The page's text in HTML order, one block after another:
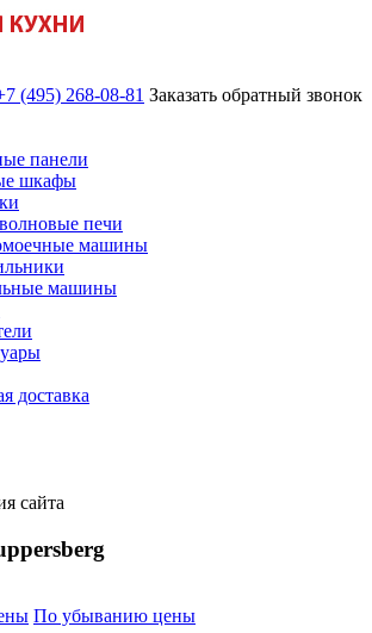
(495) 268-08-81 Заказать обратный звонок
панели
шкафы
печи
машины
машины
доставка
сайта
По убыванию цены